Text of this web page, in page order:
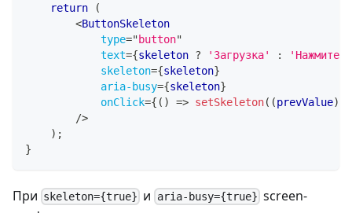
return
(
<ButtonSkeleton
type="button"
text={skeleton ? 'Загрузка' : 'Нажмите'
skeleton={skeleton}
aria-busy={skeleton}
onClick={ ( ) => setSkeleton( (prevValue)
/>
) ;
}
При skeleton={true} и aria-busy={true} screen-